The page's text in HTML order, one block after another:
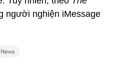
người nghiện iMessage